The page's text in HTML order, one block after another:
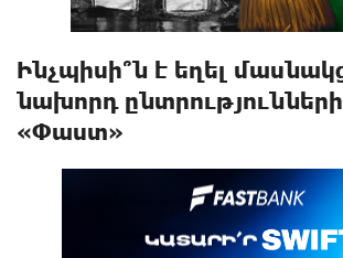
Ինչպիսի՞ն է եղել
նախորդ
«Փաստ»